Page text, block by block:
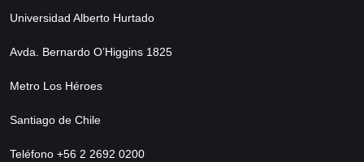
Universidad Alberto Hurtado
Avda. Bernardo O’Higgins 1825
Metro Los Héroes
Santiago de Chile
Teléfono +56 2 2692 0200